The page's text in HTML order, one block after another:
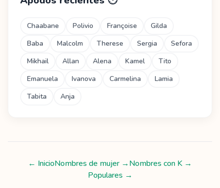
Chaabane Polivio Françoise
Gilda
Baba
Malcolm Therese Sergia
Sefora
Mikhail
Allan Alena Kamel
Tito
Emanuela
Ivanova Carmelina
Lamia
Tabita
Anja
← InicioNombres de mujer→Nombres con K →
Populares →